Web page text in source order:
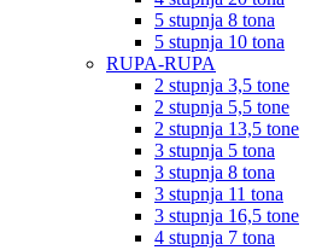
5 stupnja 8 tona
5 stupnja 10 tona
RUPA-RUPA
2 stupnja 3,5 tone
2 stupnja 5,5 tone
2 stupnja 13,5 tone
3 stupnja 5 tona
3 stupnja 8 tona
3 stupnja 11 tona
3 stupnja 16,5 tone
4 stupnja 7 tona